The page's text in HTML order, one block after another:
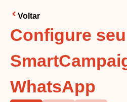
Voltar
Configure seu
WhatsApp